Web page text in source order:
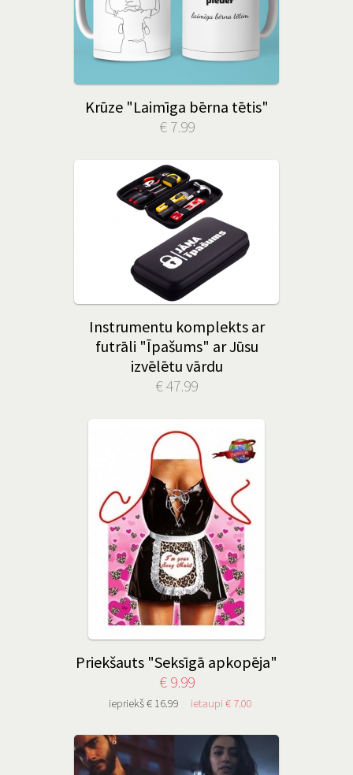
Krūze "Laimīga bērna tētis"
€ 7.99
Instrumentu komplekts ar
futrāli "Īpašums" ar Jūsu
izvēlētu vārdu
€ 47.99
Priekšauts "Seksīgā apkopēja"
€ 9.99
iepriekš € 16.99 ietaupi € 7.00